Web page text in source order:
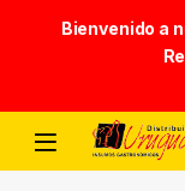
Bienvenido a
Skip to navigation
Skip to content